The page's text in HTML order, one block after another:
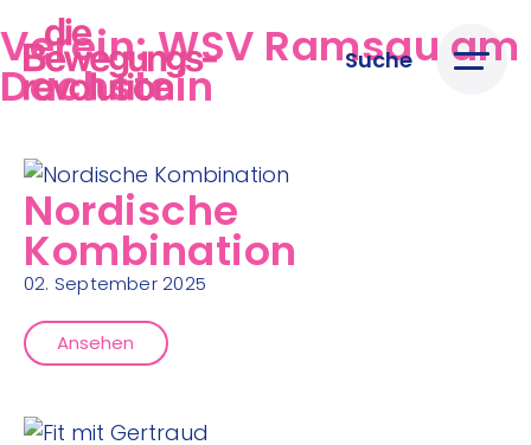
Suche
Verein:WSV Ramsau am
Dachstein
Nordische
Kombination
02. September 2025
Ansehen